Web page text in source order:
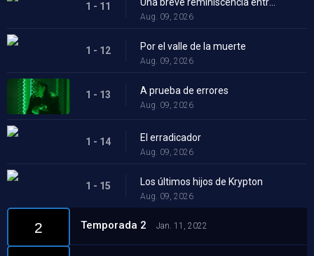
1 - 11 Una breve reminiscencia entre eventos cataclísmicos
Aug. 09, 2026
1 - 12 Por el valle de la muerte
Aug. 09, 2026
1 - 13 A prueba de errores
Aug. 09, 2026
1 - 14 El erradicador
Aug. 09, 2026
1 - 15 Los últimos hijos de Krypton
Aug. 09, 2026
2 Temporada 2 Jan. 11, 2022